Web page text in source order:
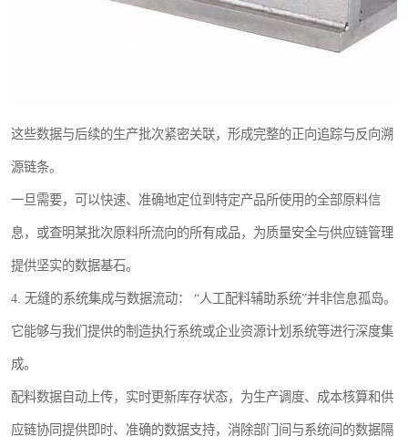
这些数据与后续的生产批次紧密关联，形成完整的正向追踪与反向溯
源链条。
一旦需要，可以快速、准确地定位到特定产品所使用的全部原料信
息，或查明某批次原料所流向的所有成品，为质量安全与供应链管理
提供坚实的数据基石。
4. 无缝的系统集成与数据流动： “人工配料辅助系统”并非信息孤岛。
它能够与我们提供的制造执行系统或企业资源计划系统等进行深度集
成。
配料数据自动上传，实时更新库存状态，为生产调度、成本核算和供
应链协同提供即时、准确的数据支持，消除部门间与系统间的数据隔